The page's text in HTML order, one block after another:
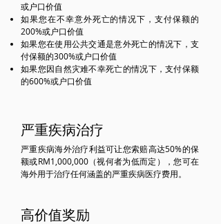
或户口价值
如果您在不幸意外死亡的情况下，支付保额的
200%或户口价值
如果您在使用公共交通是意外死亡的情况下，支
付保额的300%或户口价值
如果您因自然灾难不幸死亡的情况下，支付保额
的600%或户口价值
严重疾病治疗
严重疾病海外治疗利益可让您索赔高达50%的保
额或RM1,000,000（视何者为低而定），您可在
海外用于治疗任何涵盖的严重疾病医疗费用。
高价值奖励